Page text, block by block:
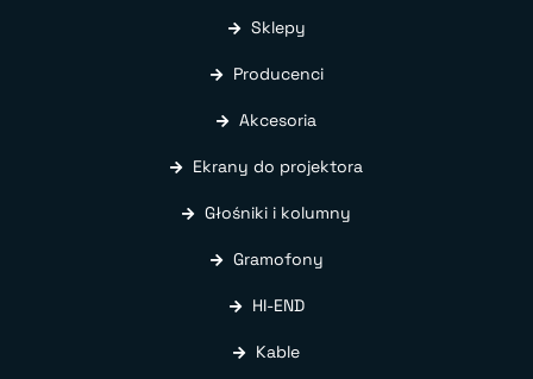
Sklepy
Producenci
Akcesoria
Ekrany do projektora
Głośniki i kolumny
Gramofony
HI-END
Kable